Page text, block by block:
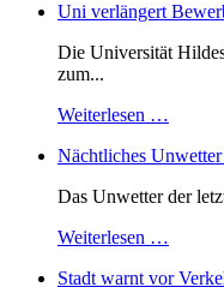
Uni verlängert
Die Universität
zum...
Weiterlesen …
Nächtliches
Das Unwetter der
Weiterlesen …
Stadt warnt vor